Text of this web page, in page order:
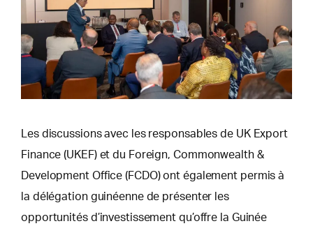
Les discussions avec les responsables de UK Export
Finance (UKEF) et du Foreign, Commonwealth &
Development Office (FCDO) ont également permis à
la délégation guinéenne de présenter les
opportunités d’investissement qu’offre la Guinée